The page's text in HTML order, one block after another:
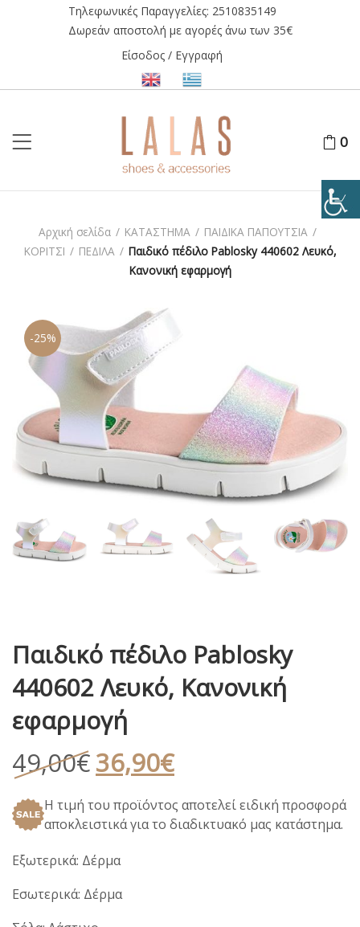
Τηλεφωνικές Παραγγελίες: 2510835149
Δωρεάν αποστολή με αγορές άνω των 35€
Είσοδος / Εγγραφή
0
Αρχική σελίδα / ΚΑΤΑΣΤΗΜΑ / ΠΑΙΔΙΚΑ ΠΑΠΟΥΤΣΙΑ /
ΚΟΡΙΤΣΙ / ΠΕΔΙΛΑ / Παιδικό πέδιλο Pablosky 440602 Λευκό,
Κανονική εφαρμογή
-25%
Παιδικό πέδιλο Pablosky
440602 Λευκό, Κανονική
εφαρμογή
49,00€ Original
price
was:
49,00€.
36,90€Η
τρέχουσα
τιμή
είναι:
Η τιμή του προϊόντος αποτελεί ειδική προσφορά
αποκλειστικά για το διαδικτυακό μας κατάστημα.
Εξωτερικά: Δέρμα
Εσωτερικά: Δέρμα